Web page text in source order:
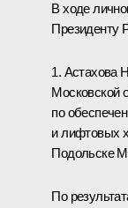
В ходе
Президенту
1. Астахова
Московской
по
и лифтовых
Подольске
По